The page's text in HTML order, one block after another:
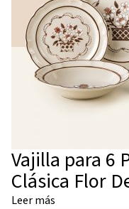
Vajilla para 6
Clásica Flor
Leer más